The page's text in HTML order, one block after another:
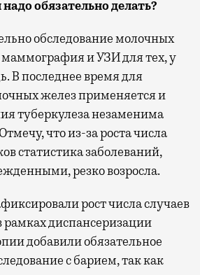
обязательно делать?
обследование молочных
и УЗИ для тех, у
В последнее время для
желез применяется и
туберкулеза незаменима
что из-за роста числа
статистика заболеваний,
резко возросла.
рост числа случаев
рамках диспансеризации
добавили обязательное
с барием, так как